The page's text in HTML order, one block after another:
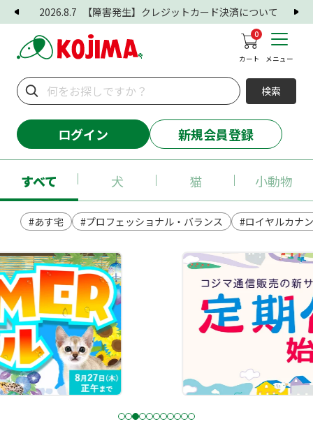
2026.8.7 【障害発生】クレジットカード決済について
0
カート メニュー
検索
ログイン 新規会員登録
すべて 犬 猫 小動物
#あす宅 #プロフェッショナル・バランス #ロイヤルカナン
12345678911